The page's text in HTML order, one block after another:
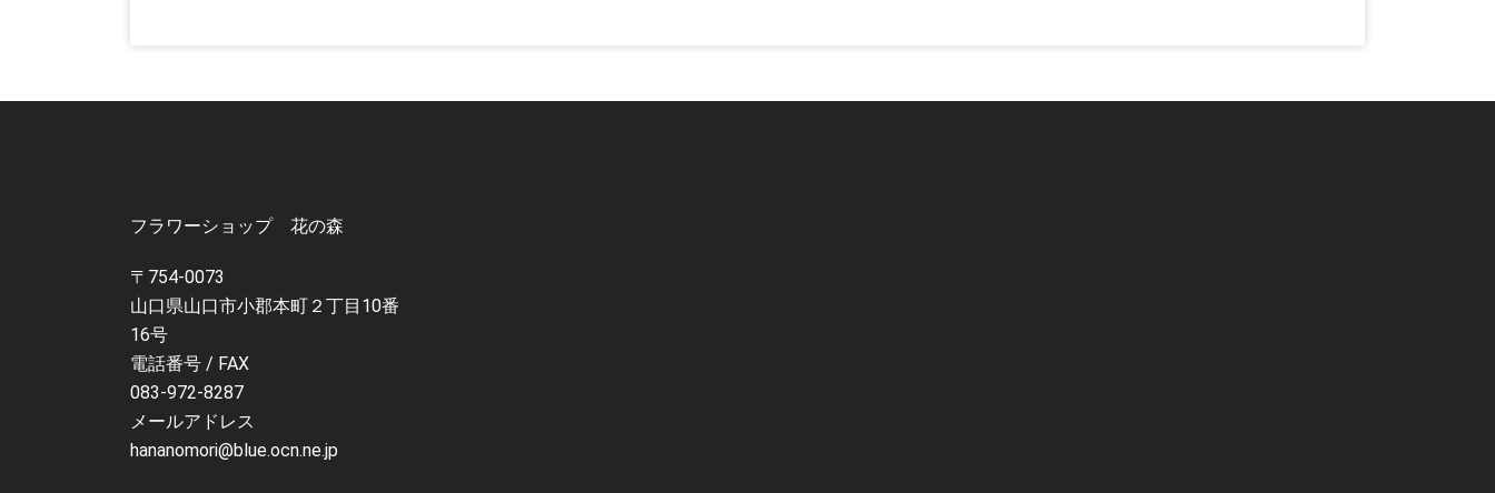
フラワーショップ 花の森
〒754-0073
山口県山口市小郡本町２丁目10番
16号
電話番号 / FAX
083-972-8287
メールアドレス
hananomori@blue.ocn.ne.jp